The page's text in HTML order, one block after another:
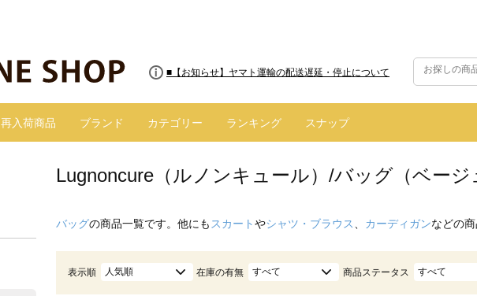
■8/13(木)AM2:00～サイトメンテナンス実施のお知らせ
■【お知らせ】ヤマト運輸の配送遅延・停止について
再入荷商品 ブランド カテゴリー ランキング スナップ
Lugnoncure（ルノンキュール）/バッグ（ベージ
バッグの商品一覧です。他にも スカートやシャツ・ブラウス カーディガンなどの
表示順 人気順 在庫の有無 すべて 商品ステータス すべて